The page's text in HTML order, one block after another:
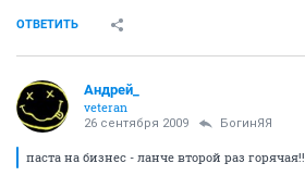
ОТВЕТИТЬ
Андрей_
veteran
26 сентября 2009 БогинЯЯ
паста на бизнес - ланче второй раз горячая!!